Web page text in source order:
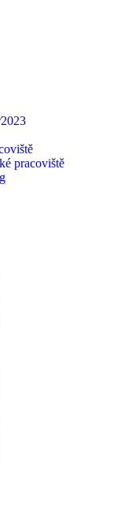
pracoviště